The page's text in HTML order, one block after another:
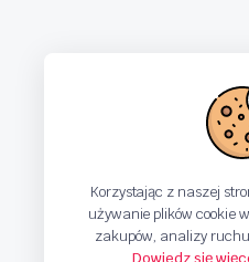
Korzystając z naszej
używanie plików cookie
zakupów, analizy
Dowiedz się